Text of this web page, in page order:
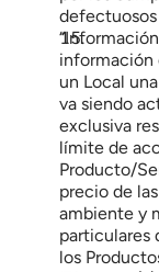
defectuosos
información
un Local
va siendo
exclusiva
límite de
Producto/
precio de
ambiente y
particulares
los